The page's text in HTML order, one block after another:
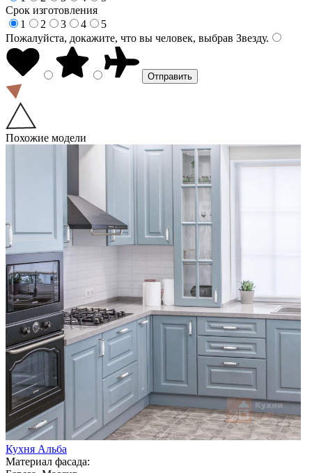
Срок изготовления
1
2 3 4
5
Пожалуйста, докажите, что вы человек, выбрав Звезду.
Похожие модели
Кухня Альба
Материал фасада: